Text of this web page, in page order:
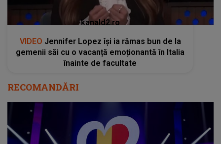
kanald2.ro
VIDEO Jennifer Lopez își ia rămas bun de la
gemenii săi cu o vacanță emoționantă în Italia
înainte de facultate
RECOMANDĂRI